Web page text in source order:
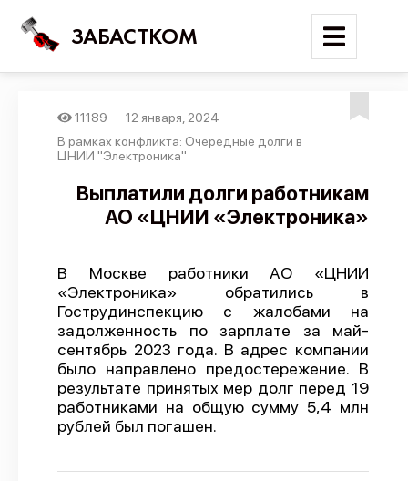
ЗАБАСТКОМ
Войти
Поиск
Новости
Трудовые конфликты
Отчеты
Предложить публикацию
Справочник
API
О проекте
11189
12 января, 2024
В рамках конфликта: Очередные долги в
ЦНИИ "Электроника"
Выплатили долги работникам
АО «ЦНИИ «Электроника»
В Москве работники АО «ЦНИИ
«Электроника» обратились в
Гострудинспекцию с жалобами на
задолженность по зарплате за май-
сентябрь 2023 года. В адрес компании
было направлено предостережение. В
результате принятых мер долг перед 19
работниками на общую сумму 5,4 млн
рублей был погашен.